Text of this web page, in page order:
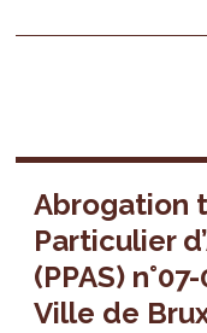
Abrogation
Particulier
(PPAS)
Ville de